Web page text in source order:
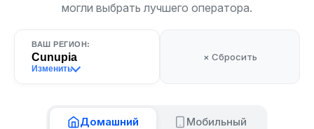
могли выбрать лучшего оператора.
ВАШ РЕГИОН:
Cunupia
Изменить
× Сбросить
Домашний Мобильный